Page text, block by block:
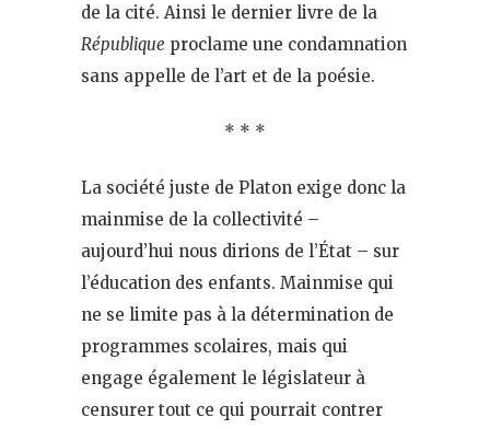
de la cité. Ainsi le dernier livre de la
République proclame une condamnation
sans appelle de l’art et de la poésie.
* * *
La société juste de Platon exige donc la
mainmise de la collectivité –
aujourd’hui nous dirions de l’État – sur
l’éducation des enfants. Mainmise qui
ne se limite pas à la détermination de
programmes scolaires, mais qui
engage également le législateur à
censurer tout ce qui pourrait contrer